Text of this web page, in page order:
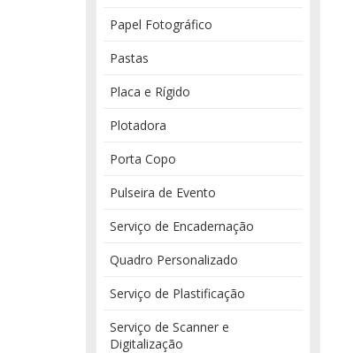
Papel Fotográfico
Pastas
Placa e Rígido
Plotadora
Porta Copo
Pulseira de Evento
Serviço de Encadernação
Quadro Personalizado
Serviço de Plastificação
Serviço de Scanner e
Digitalização